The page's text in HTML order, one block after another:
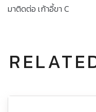
มาติดต่อ เก้าอี้ขา C